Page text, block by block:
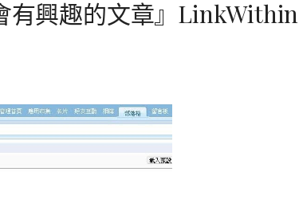
有興趣的文章』LinkWithin